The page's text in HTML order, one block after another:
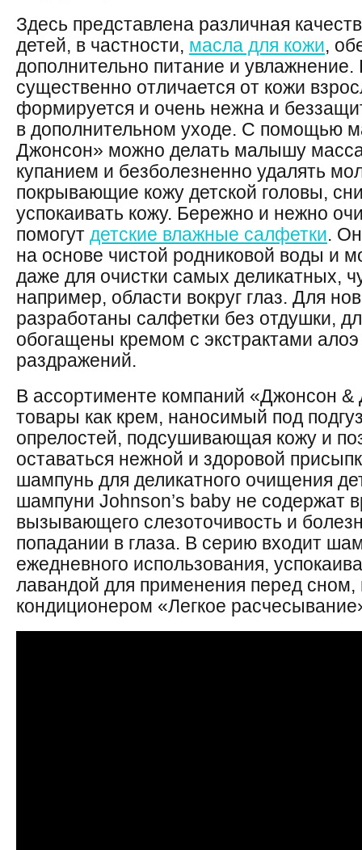
Здесь представлена различная
детей, в частности, масла для кожи,
дополнительно питание и
существенно отличается от кожи
формируется и очень нежна и
в дополнительном уходе. С помощью
Джонсон» можно делать малышу
купанием и безболезненно удалять
покрывающие кожу детской головы,
успокаивать кожу. Бережно и нежно
помогут детские влажные салфетки.
на основе чистой родниковой воды и
даже для очистки самых деликатных,
например, области вокруг глаз. Для
разработаны салфетки без отдушки,
обогащены кремом с экстрактами
раздражений.
В ассортименте компаний «Джонсон &
товары как крем, наносимый под
опрелостей, подсушивающая кожу и
оставаться нежной и здоровой
шампунь для деликатного очищения
шампуни Johnson’s baby не содержат
вызывающего слезоточивость и
попадании в глаза. В серию входит
ежедневного использования,
лавандой для применения перед
кондиционером «Легкое